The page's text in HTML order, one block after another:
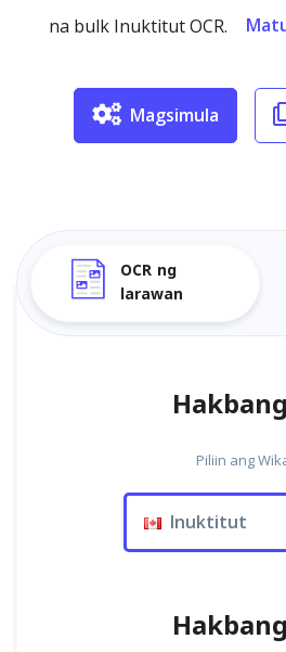
na bulk Inuktitut OCR.
Magsimula
OCR ng
larawan
Piliin ang
Inuktitut